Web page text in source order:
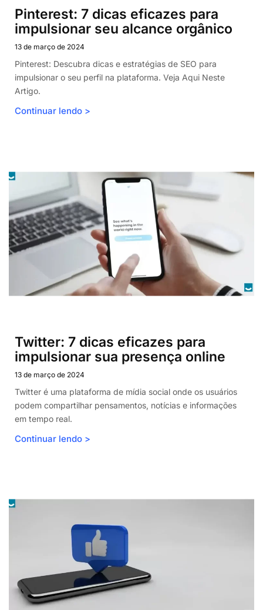
Pinterest: 7 dicas eficazes para
impulsionar seu alcance orgânico
13 de março de 2024
Pinterest: Descubra dicas e estratégias de SEO para
impulsionar o seu perfil na plataforma. Veja Aqui Neste
Artigo.
Continuar lendo >
Twitter: 7 dicas eficazes para
impulsionar sua presença online
13 de março de 2024
Twitter é uma plataforma de mídia social onde os usuários
podem compartilhar pensamentos, notícias e informações
em tempo real.
Continuar lendo >